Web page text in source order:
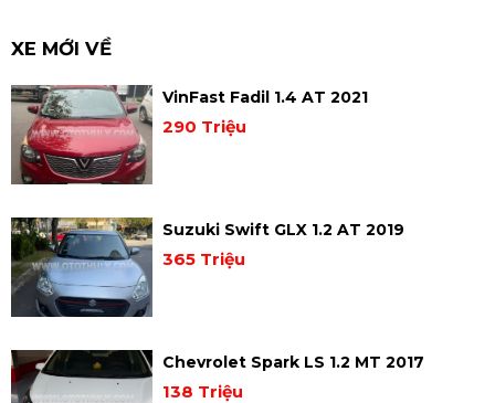
XE MỚI VỀ
VinFast Fadil 1.4 AT 2021
290 Triệu
Suzuki Swift GLX 1.2 AT 2019
365 Triệu
Chevrolet Spark LS 1.2 MT 2017
138 Triệu